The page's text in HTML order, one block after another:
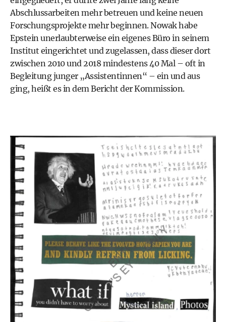
Abschlussarbeiten mehr betreuen und keine neuen
Forschungsprojekte mehr beginnen. Nowak habe
Epstein unerlaubterweise ein eigenes Büro in seinem
Institut eingerichtet und zugelassen, dass dieser dort
zwischen 2010 und 2018 mindestens 40 Mal – oft in
Begleitung junger „Assistentinnen“ – ein und aus
ging, heißt es in demBericht der Kommission.